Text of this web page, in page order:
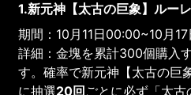
1.新元神【太古の巨象】ルー
期間：10月11日00:00~10月
詳細：金塊を累計300個購入
す。確率で新元神【太古の巨
に抽選20回ごとに必ず「太